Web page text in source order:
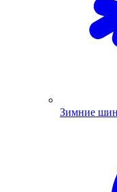
Зимние